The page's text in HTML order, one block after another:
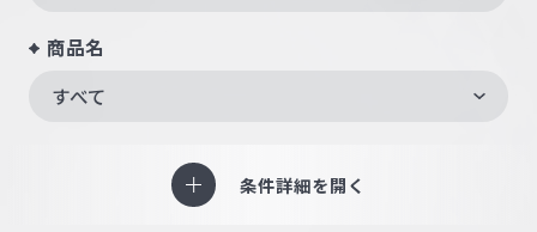
商品名
すべて
条件詳細を開く